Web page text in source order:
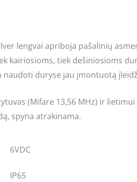
lengvai apriboja pašalinių
kairiosioms, tiek dešiniosioms
duryse jau įmontuotą
(Mifare 13,56 MHz) ir
spyna atrakinama.
6VDC
IP65